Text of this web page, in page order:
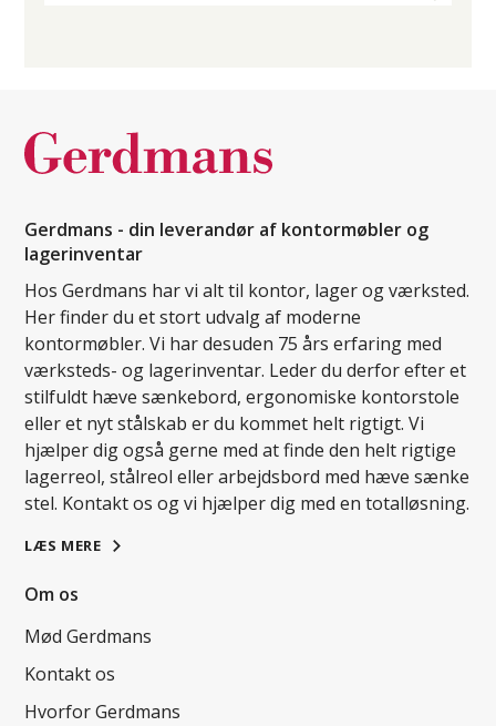
Gerdmans - din leverandør af kontormøbler og
lagerinventar
Hos Gerdmans har vi alt til kontor, lager og værksted.
Her finder du et stort udvalg af moderne
kontormøbler. Vi har desuden 75 års erfaring med
værksteds- og lagerinventar. Leder du derfor efter et
stilfuldt hæve sænkebord, ergonomiske kontorstole
eller et nyt stålskab er du kommet helt rigtigt. Vi
hjælper dig også gerne med at finde den helt rigtige
lagerreol, stålreol eller arbejdsbord med hæve sænke
stel. Kontakt os og vi hjælper dig med en totalløsning.
LÆS MERE
Om os
Mød Gerdmans
Kontakt os
Hvorfor Gerdmans